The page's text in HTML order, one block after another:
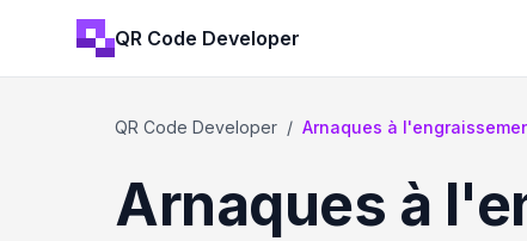
QR Code Developer
QR Code Developer / Arnaques à
Arnaques à